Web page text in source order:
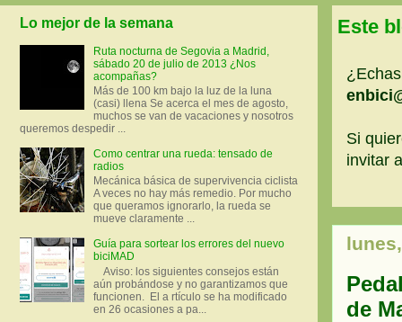
Este
Si
invitar
de
Lo mejor de la semana
Ruta nocturna de Segovia a Madrid,
sábado 20 de julio de 2013 ¿Nos
acompañas?
Más de 100 km bajo la luz de la luna
(casi) llena Se acerca el mes de agosto,
muchos se van de vacaciones y nosotros
queremos despedir ...
Como centrar una rueda: tensado de
radios
Mecánica básica de supervivencia ciclista
A veces no hay más remedio. Por mucho
que queramos ignorarlo, la rueda se
mueve claramente ...
Guía para sortear los errores del nuevo
biciMAD
Aviso: los siguientes consejos están
aún probándose y no garantizamos que
funcionen. El a rtículo se ha modificado
en 26 ocasiones a pa...